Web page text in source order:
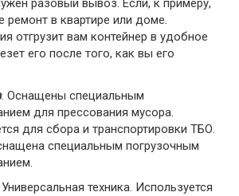
разовый вывоз. Если, к примеру,
ремонт в квартире или доме.
отгрузит вам контейнер в удобное
его после того, как вы его
. Оснащены специальным
для прессования мусора.
для сбора и транспортировки ТБО.
специальным погрузочным
Универсальная техника. Используется